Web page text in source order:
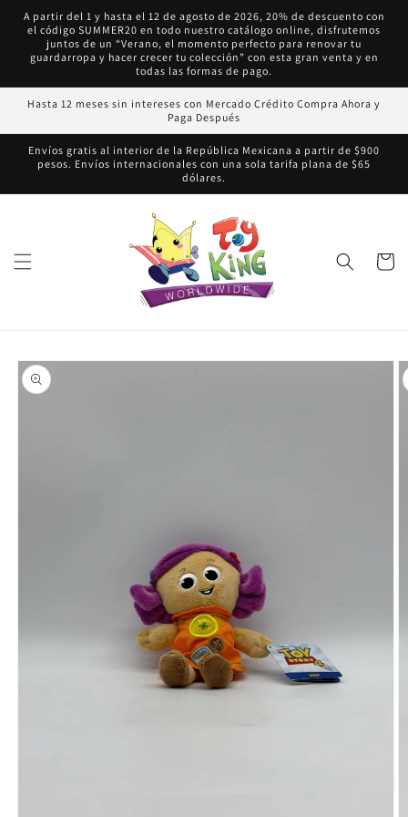
directamente
al contenido
A partir del 1 y hasta el 12 de agosto de 2026, 20% de descuento con
el código SUMMER20 en todo nuestro catálogo online, disfrutemos
juntos de un “Verano, el momento perfecto para renovar tu
guardarropa y hacer crecer tu colección” con esta gran venta y en
todas las formas de pago.
Hasta 12 meses sin intereses con Mercado Crédito Compra Ahora y
Paga Después
Envíos gratis al interior de la República Mexicana a partir de $900
pesos. Envíos internacionales con una sola tarifa plana de $65
dólares.
Carrito
directamente
a la
información